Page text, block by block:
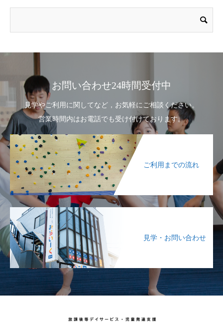
お問い合わせ24時間受付中
見学やご利用に関してなど，お気軽にご相談ください。
営業時間内はお電話でも受け付けております。
ご利用までの流れ
見学・お問い合わせ